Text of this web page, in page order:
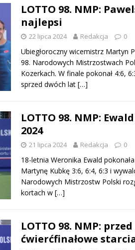
LOTTO 98. NMP:
najlepsi
22 lipca 2024 Redakcja 0
Ubiegłoroczny wicemistrz Martyn
98. Narodowych Mistrzostwach
Kozerkach. W finale pokonał 4:6,
sprzed dwóch lat […]
LOTTO 98. NMP:
2024
21 lipca 2024 Redakcja 0
18-letnia Weronika Ewald
Martynę Kubkę 3:6, 6:4, 6:3 i
Narodowych Mistrzostw Polski
kortach w […]
LOTTO 98. NMP:
ćwierćfinałowe